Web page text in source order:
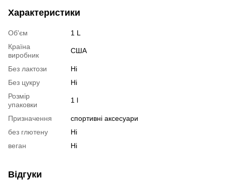
Характеристики
Об'єм
1 L
Країна
виробник
США
Без лактози
Ні
Без цукру
Ні
Розмір
упаковки
1 l
Призначення
спортивні аксесуари
без глютену
Ні
веган
Ні
Відгуки